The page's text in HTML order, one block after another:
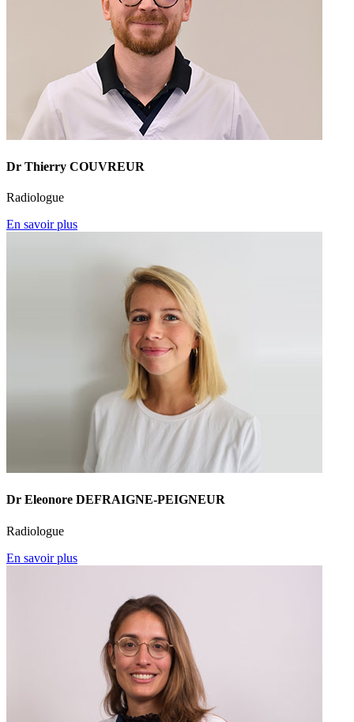
Dr Thierry COUVREUR
Radiologue
En savoir plus
Dr Eleonore DEFRAIGNE-PEIGNEUR
Radiologue
En savoir plus